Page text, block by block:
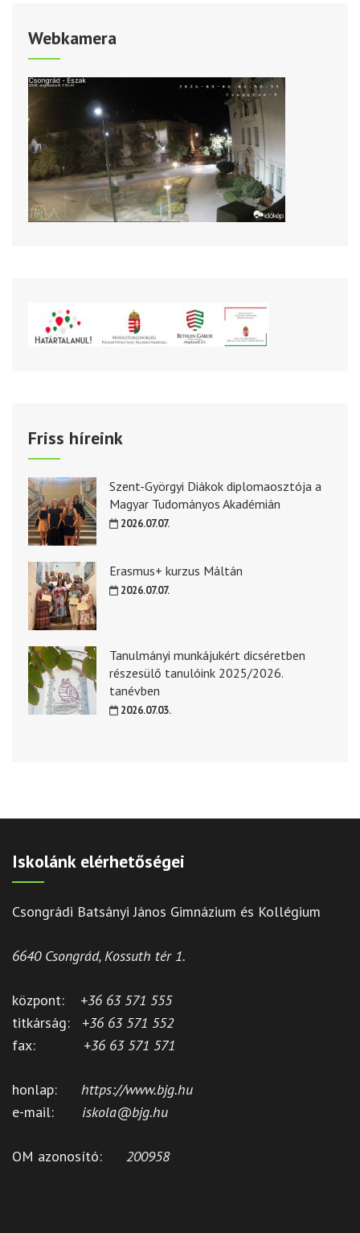
Webkamera
Friss híreink
Szent-Györgyi Diákok diplomaosztója a
Magyar Tudományos Akadémián
2026.07.07.
Erasmus+ kurzus Máltán
2026.07.07.
Tanulmányi munkájukért dicséretben
részesülő tanulóink 2025/2026.
tanévben
2026.07.03.
Iskolánk elérhetőségei
Csongrádi Batsányi János Gimnázium és Kollégium
6640 Csongrád, Kossuth tér 1.
központ: +36 63 571 555
titkárság: +36 63 571 552
fax: +36 63 571 571
honlap: https://www.bjg.hu
e-mail: iskola@bjg.hu
OM azonosító: 200958